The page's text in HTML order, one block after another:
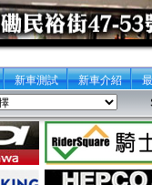
新車測試 新車介紹